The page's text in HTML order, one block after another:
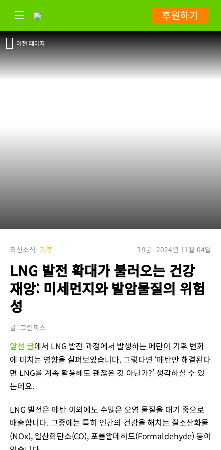
후원하기
이전 페이지
최신소식 기후 9분 2024년 11월 04일
LNG 발전 확대가 불러오는 건강
재앙: 미세먼지와 발암물질의 위험
성
글: 그린피스
앞선 글에서 LNG 발전 과정에서 발생하는 메탄이 기후 변화
에 미치는 영향을 살펴보았습니다. 그렇다면 ‘메탄만 해결된다
면 LNG를 계속 활용해도 괜찮은 것 아닌가?’ 생각하실 수 있
는데요.
LNG 발전은 메탄 이외에도 수많은 오염 물질을 대기 중으로
배출합니다. 그중에는 특히 인간의 건강을 해치는 질소산화물
(NOx), 일산화탄소(CO), 포름알데히드(Formaldehyde) 등이